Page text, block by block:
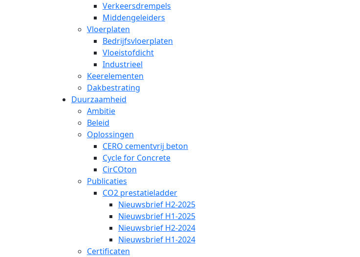
Verkeersdrempels
Middengeleiders
Vloerplaten
Bedrijfsvloerplaten
Vloeistofdicht
Industrieel
Keerelementen
Dakbestrating
Duurzaamheid
Ambitie
Beleid
Oplossingen
CERO cementvrij beton
Cycle for Concrete
CirCOton
Publicaties
CO2 prestatieladder
Nieuwsbrief H2-2025
Nieuwsbrief H1-2025
Nieuwsbrief H2-2024
Nieuwsbrief H1-2024
Certificaten